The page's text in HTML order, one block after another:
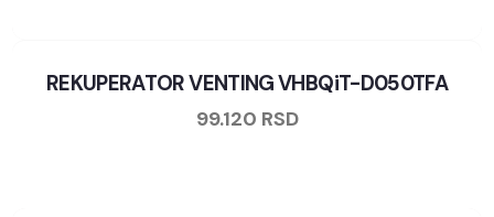
REKUPERATOR VENTING VHBQiT-D050TFA
99.120 RSD